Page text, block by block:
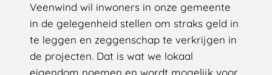
Veenwind wil inwoners in onze gemeente
in de gelegenheid stellen om straks geld in
te leggen en zeggenschap te verkrijgen in
de projecten. Dat is wat we lokaal
eigendom noemen en wordt mogelijk voor